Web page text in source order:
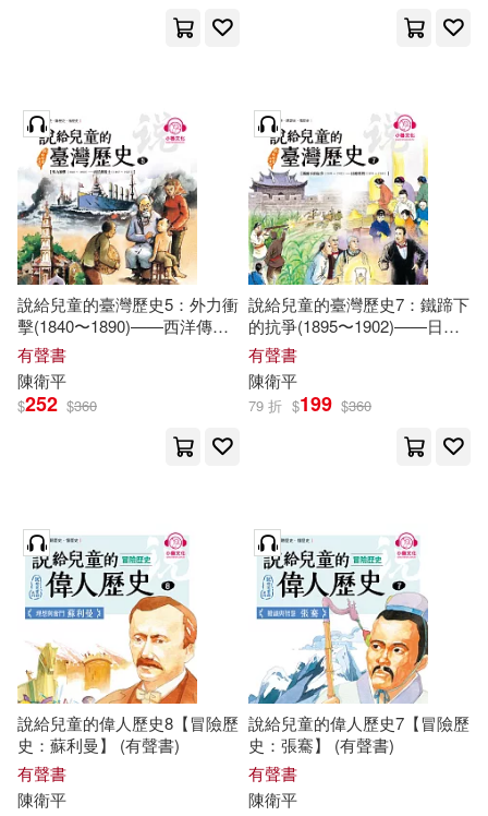
說給兒童的臺灣歷史5：外力衝
擊(1840〜1890)——西洋傳教
士(1865〜1923) (有聲書)
有聲書
陳衛平
$252 $360
說給兒童的臺灣歷史7：鐵蹄下
的抗爭(1895〜1902)——日據
臺灣(1895〜1945) (有聲書)
有聲書
陳衛平
79 折 $199 $360
說給兒童的偉人歷史8【冒險歷
史：蘇利曼】 (有聲書)
有聲書
陳衛平
說給兒童的偉人歷史7【冒險歷
史：張騫】 (有聲書)
有聲書
陳衛平